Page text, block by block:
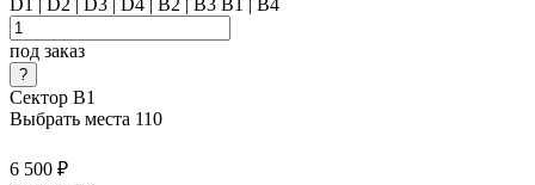
D1 | D2 | D3 | D4 | B2 | B3 B1 | В4
под заказ
Сектор B1
Выбрать места 110
6 500 ₽